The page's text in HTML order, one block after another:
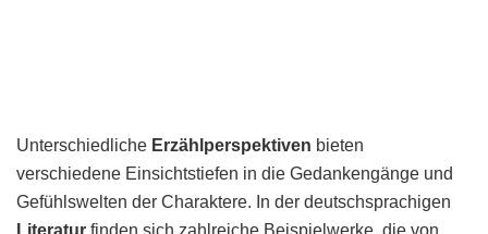
Unterschiedliche Erzählperspektiven bieten
verschiedene Einsichtstiefen in die Gedankengänge und
Gefühlswelten der Charaktere. In der deutschsprachigen